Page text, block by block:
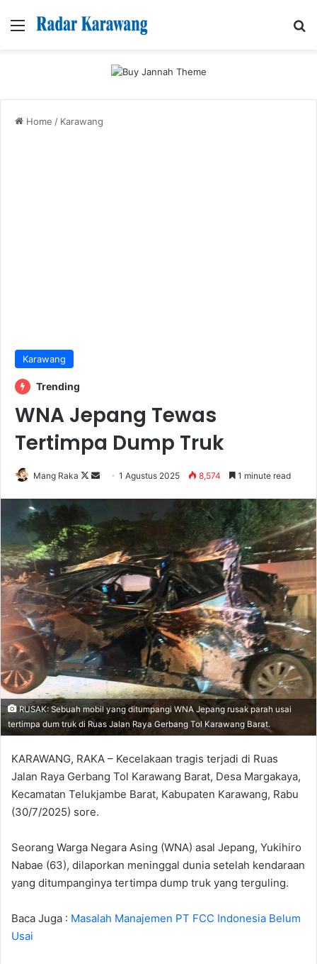
Menu
Home / Karawang
Karawang
Trending
WNA Jepang Tewas
Tertimpa Dump Truk
Mang Raka
Follow
Send1 Agustus 2025 8,574 1 minute read
RUSAK: Sebuah mobil yang ditumpangi WNA Jepang rusak parah usai
tertimpa dum truk di Ruas Jalan Raya Gerbang Tol Karawang Barat.
KARAWANG, RAKA – Kecelakaan tragis terjadi di Ruas
Jalan Raya Gerbang Tol Karawang Barat, Desa Margakaya,
Kecamatan Telukjambe Barat, Kabupaten Karawang, Rabu
(30/7/2025) sore.
Seorang Warga Negara Asing (WNA) asal Jepang, Yukihiro
Nabae (63), dilaporkan meninggal dunia setelah kendaraan
yang ditumpanginya tertimpa dump truk yang terguling.
Baca Juga : Masalah Manajemen PT FCC Indonesia Belum
Usai